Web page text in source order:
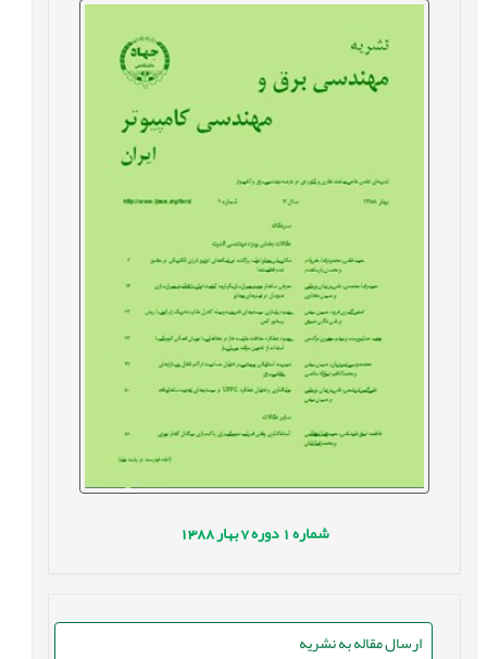
شماره1 دوره7 بهار1388
ارسال مقاله به نشریه